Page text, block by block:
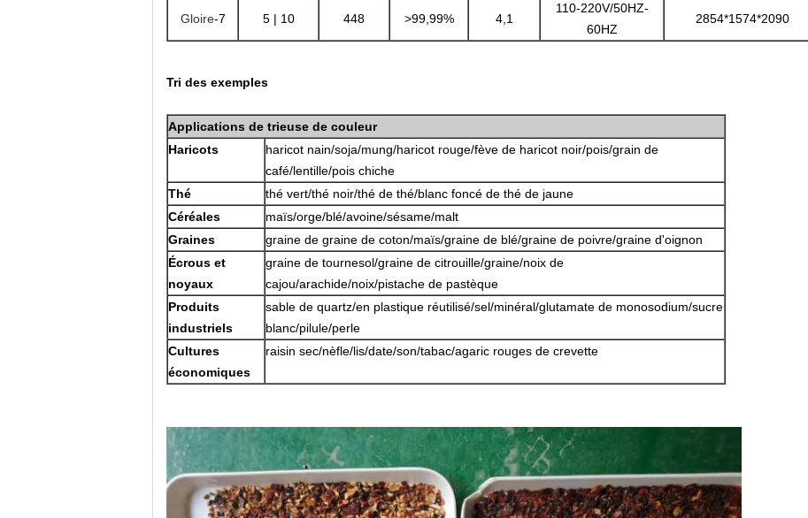
Gloire-7 5 | 10 448 >99,99% 4,1
110-220V/50HZ-
60HZ
2854*1574*2090
Tri des exemples
Applications de trieuse de couleur
Haricots
haricot nain/soja/mung/haricot rouge/fève de haricot noir/pois/grain de
café/lentille/pois chiche
Thé
thé vert/thé noir/thé de thé/blanc foncé de thé de jaune
Céréales
maïs/orge/blé/avoine/sésame/malt
Graines
graine de graine de coton/maïs/graine de blé/graine de poivre/graine d'oignon
Écrous et
noyaux
graine de tournesol/graine de citrouille/graine/noix de
cajou/arachide/noix/pistache de pastèque
Produits
industriels
sable de quartz/en plastique réutilisé/sel/minéral/glutamate de monosodium/sucre
blanc/pilule/perle
Cultures
économiques
raisin sec/nèfle/lis/date/son/tabac/agaric rouges de crevette